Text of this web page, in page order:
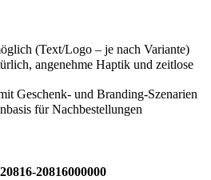
(Text/Logo – je nach Variante)
angenehme Haptik und zeitlose
Geschenk- und Branding-Szenarien
für Nachbestellungen
20816000000